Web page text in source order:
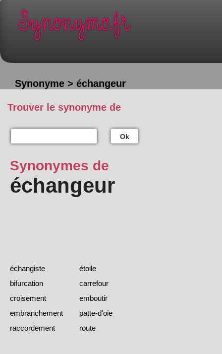
Synonyme > échangeur
Trouver le synonyme de
Ok
Synonymes de
échangeur
échangiste
étoile
bifurcation
carrefour
croisement
emboutir
embranchement
patte-d'oie
raccordement
route